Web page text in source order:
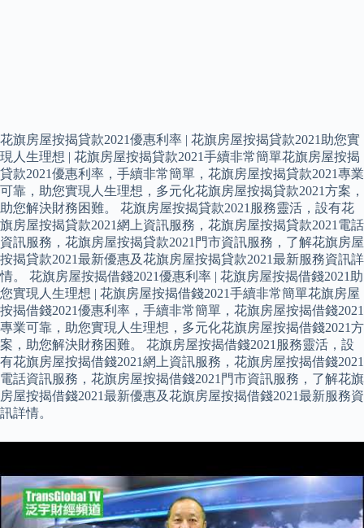
花旗房屋按揭貸款2021優惠利率 | 花旗房屋按揭貸款2021助您實
現人生理想 | 花旗房屋按揭貸款2021手續非常簡單花旗房屋按揭
貸款2021優惠利率，手續非常簡單，花旗房屋按揭貸款2021專業
可靠，助您實現人生理想，多元化花旗房屋按揭貸款2021方案，
助您解決財務困難。 花旗房屋按揭貸款2021服務靈活，設有花
旗房屋按揭貸款2021網上資訊服務，花旗房屋按揭貸款2021電話
資訊服務，花旗房屋按揭貸款2021門市資訊服務，了解花旗房屋
按揭貸款2021最新優惠及花旗房屋按揭貸款2021最新服務資訊詳
情。 花旗房屋按揭借錢2021優惠利率 | 花旗房屋按揭借錢2021助
您實現人生理想 | 花旗房屋按揭借錢2021手續非常簡單花旗房屋
按揭借錢2021優惠利率，手續非常簡單，花旗房屋按揭借錢2021
專業可靠，助您實現人生理想，多元化花旗房屋按揭借錢2021方
案，助您解決財務困難。 花旗房屋按揭借錢2021服務靈活，設
有花旗房屋按揭借錢2021網上資訊服務，花旗房屋按揭借錢2021
電話資訊服務，花旗房屋按揭借錢2021門市資訊服務，了解花旗
房屋按揭借錢2021最新優惠及花旗房屋按揭借錢2021最新服務資
訊詳情。